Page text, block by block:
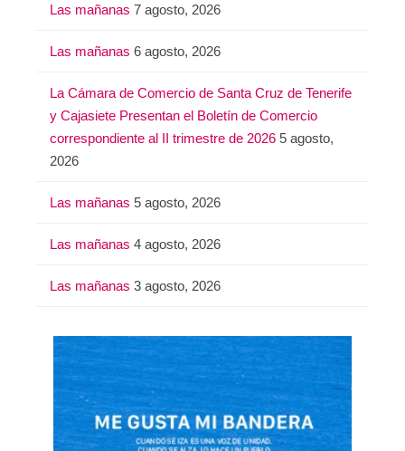
Las mañanas 7 agosto, 2026
Las mañanas 6 agosto, 2026
La Cámara de Comercio de Santa Cruz de Tenerife
y Cajasiete Presentan el Boletín de Comercio
correspondiente al II trimestre de 2026 5 agosto,
2026
Las mañanas 5 agosto, 2026
Las mañanas 4 agosto, 2026
Las mañanas 3 agosto, 2026